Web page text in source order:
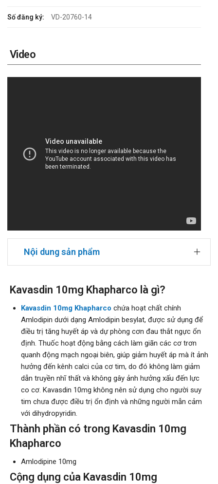
Số đăng ký: VD-20760-14
Video
Nội dung sản phẩm
Kavasdin 10mg Khapharco là gì?
Kavasdin 10mg Khapharco chứa hoạt chất chính
Amlodipin dưới dạng Amlodipin besylat, được sử dụng để
điều trị tăng huyết áp và dự phòng cơn đau thắt ngực ổn
định. Thuốc hoạt động bằng cách làm giãn các cơ trơn
quanh động mạch ngoại biên, giúp giảm huyết áp mà ít ảnh
hưởng đến kênh calci của cơ tim, do đó không làm giảm
dẫn truyền nhĩ thất và không gây ảnh hưởng xấu đến lực
co cơ. Kavasdin 10mg không nên sử dụng cho người suy
tim chưa được điều trị ổn định và những người mẫn cảm
với dihydropyridin.
Thành phần có trong Kavasdin 10mg
Khapharco
Amlodipine 10mg
Cộng dụng của Kavasdin 10mg